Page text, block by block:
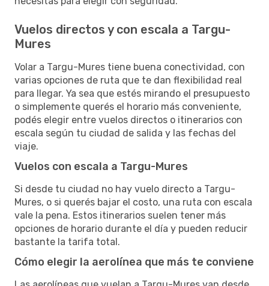
Vuelos directos y con escala a Targu-
Mures
Volar a Targu-Mures tiene buena conectividad, con
varias opciones de ruta que te dan flexibilidad real
para llegar. Ya sea que estés mirando el presupuesto
o simplemente querés el horario más conveniente,
podés elegir entre vuelos directos o itinerarios con
escala según tu ciudad de salida y las fechas del
viaje.
Vuelos con escala a Targu-Mures
Si desde tu ciudad no hay vuelo directo a Targu-
Mures, o si querés bajar el costo, una ruta con escala
vale la pena. Estos itinerarios suelen tener más
opciones de horario durante el día y pueden reducir
bastante la tarifa total.
Cómo elegir la aerolínea que más te conviene